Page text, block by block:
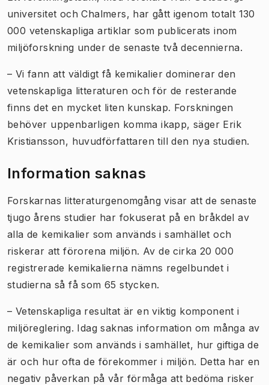
universitet och Chalmers, har gått igenom totalt 130
000 vetenskapliga artiklar som publicerats inom
miljöforskning under de senaste två decennierna.
– Vi fann att väldigt få kemikalier dominerar den
vetenskapliga litteraturen och för de resterande
finns det en mycket liten kunskap. Forskningen
behöver uppenbarligen komma ikapp, säger Erik
Kristiansson, huvudförfattaren till den nya studien.
Information saknas
Forskarnas litteraturgenomgång visar att de senaste
tjugo årens studier har fokuserat på en bråkdel av
alla de kemikalier som används i samhället och
riskerar att förorena miljön. Av de cirka 20 000
registrerade kemikalierna nämns regelbundet i
studierna så få som 65 stycken.
– Vetenskapliga resultat är en viktig komponent i
miljöreglering. Idag saknas information om många av
de kemikalier som används i samhället, hur giftiga de
är och hur ofta de förekommer i miljön. Detta har en
negativ påverkan på vår förmåga att bedöma risker